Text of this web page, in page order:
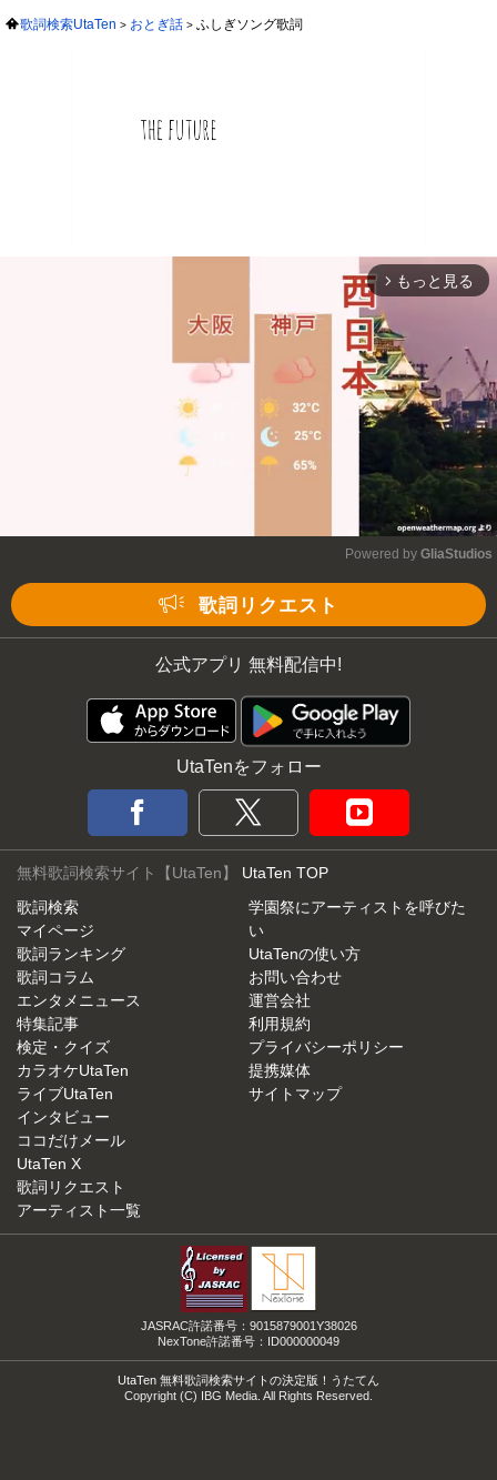
歌詞検索UtaTen おとぎ話 ふしぎソング歌詞
arrow_forward_ios もっと見る
Powered by GliaStudios
歌詞リクエスト
公式アプリ 無料配信中!
UtaTenをフォロー
無料歌詞検索サイト【UtaTen】 UtaTen TOP
歌詞検索
マイページ
歌詞ランキング
歌詞コラム
エンタメニュース
特集記事
検定・クイズ
カラオケUtaTen
ライブUtaTen
インタビュー
ココだけメール
UtaTen X
歌詞リクエスト
アーティスト一覧
学園祭にアーティストを呼びた
い
UtaTenの使い方
お問い合わせ
運営会社
利用規約
プライバシーポリシー
提携媒体
サイトマップ
JASRAC許諾番号：9015879001Y38026
NexTone許諾番号：ID000000049
UtaTen 無料歌詞検索サイトの決定版！うたてん
Copyright (C) IBG Media. All Rights Reserved.